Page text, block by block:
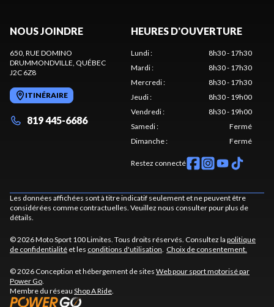
NOUS JOINDRE
650, RUE DOMINO
DRUMMONDVILLE , QUÉBEC
J2C 6Z8
ITINÉRAIRE
819 445-6686
HEURES D'OUVERTURE
Lundi:
8h30 - 17h30
Mardi:
8h30 - 17h30
Mercredi:
8h30 - 17h30
Jeudi:
8h30 - 19h00
Vendredi:
8h30 - 19h00
Samedi:
Fermé
Dimanche: Fermé
Restez connecté
Les données affichées sont à titre indicatif seulement et ne peuvent être
considérées comme contractuelles. Veuillez nous consulter pour plus de
détails.
© 2026 Moto Sport 100 Limites. Tous droits réservés. Consultez la politique
de confidentialité et les conditions d'utilisation Choix de consentement.
© 2026 Conception et hébergement de sites Web pour sport motorisé par
Power Go
Membre du réseau Shop A Ride